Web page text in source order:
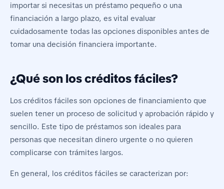
importar si necesitas un préstamo pequeño o una
financiación a largo plazo, es vital evaluar
cuidadosamente todas las opciones disponibles antes de
tomar una decisión financiera importante.
¿Qué son los créditos fáciles?
Los créditos fáciles son opciones de financiamiento que
suelen tener un proceso de solicitud y aprobación rápido y
sencillo. Este tipo de préstamos son ideales para
personas que necesitan dinero urgente o no quieren
complicarse con trámites largos.
En general, los créditos fáciles se caracterizan por: